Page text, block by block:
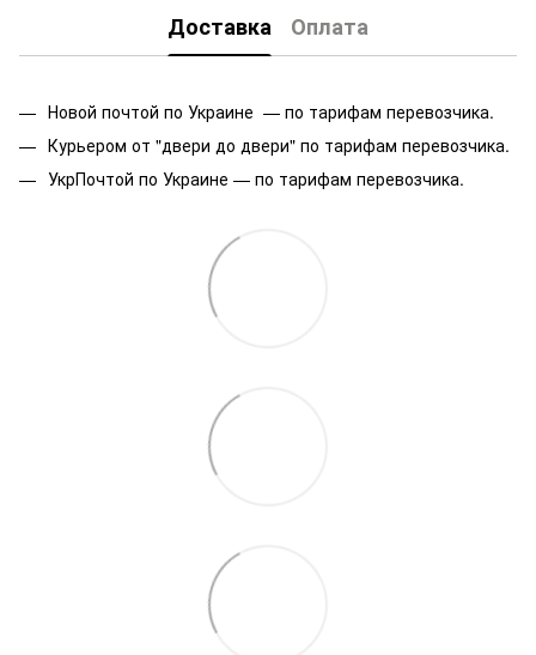
Доставка Оплата
Новой почтой по Украине — по тарифам перевозчика.
Курьером от "двери до двери" по тарифам перевозчика.
УкрПочтой по Украине — по тарифам перевозчика.